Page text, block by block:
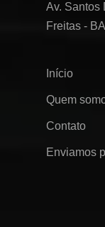
Av. Santos
Freitas -
Início
Quem
Contato
Enviamos